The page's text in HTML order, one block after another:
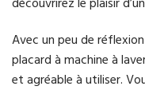
Avec un peu de
placard à machine à
et agréable à utiliser.